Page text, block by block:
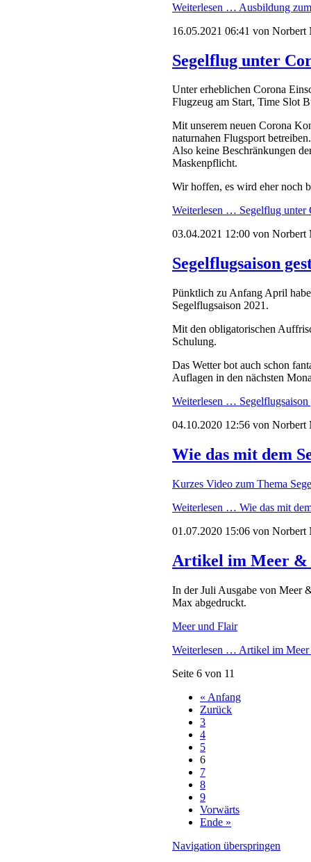
Weiterlesen … Ausbildung
16.05.2021 06:41 von Norbert
Segelflug unter
Unter erheblichen Corona
Flugzeug am Start, Time Slot
Mit unserem neuen Corona
naturnahen Flugsport betreiben.
Also keine Beschränkungen
Maskenpflicht.
Wir hoffen, es wird eher noch
Weiterlesen … Segelflug unter
03.04.2021 12:00 von Norbert
Segelflugsaison
Pünktlich zu Anfang April
Segelflugsaison 2021.
Mit den obligatorischen
Schulung.
Das Wetter bot auch schon
Auflagen in den nächsten
Weiterlesen … Segelflugsaison
04.10.2020 12:56 von Norbert
Wie das mit dem
Kurzes Video zum Thema
Weiterlesen … Wie das mit
01.07.2020 15:06 von Norbert
Artikel im Meer
In der Juli Ausgabe von Meer
Max abgedruckt.
Meer und Flair
Weiterlesen … Artikel im
Seite 6 von 11
« Anfang
Zurück
3
4
5
6
7
8
9
Vorwärts
Ende »
Navigation überspringen